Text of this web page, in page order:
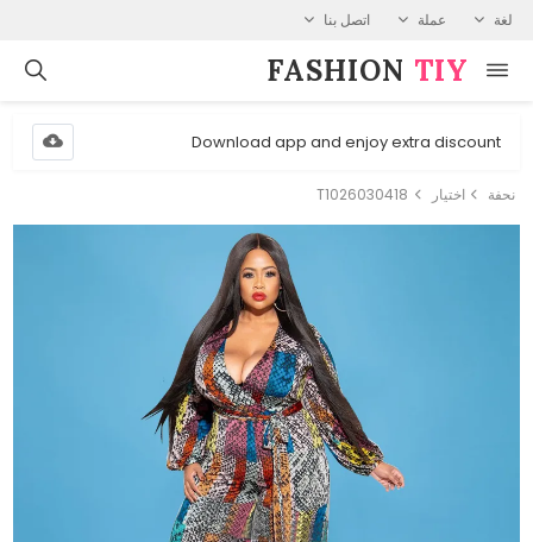
لغة عملة اتصل بنا
FASHION⁠ TIY
Download app and enjoy extra discount
نحفة اختيار T1026030418